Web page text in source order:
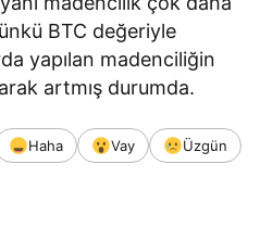
BTC değeriyle
yapılan madenciliğin
artmış durumda.
Haha Vay
Üzgün